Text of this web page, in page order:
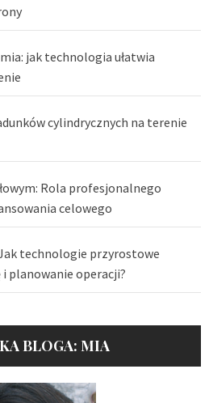
jak technologia ułatwia
cylindrycznych na terenie
Rola profesjonalnego
celowego
technologie przyrostowe
planowanie operacji?
BLOGA: MIA